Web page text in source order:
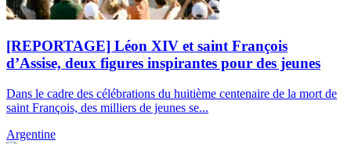
[REPORTAGE] Léon XIV et saint François
d’Assise, deux figures inspirantes pour des jeunes
Dans le cadre des célébrations du huitième centenaire de la mort de
saint François, des milliers de jeunes se...
Argentine